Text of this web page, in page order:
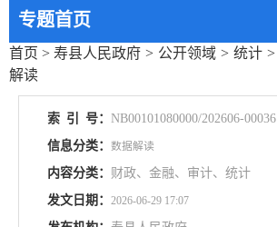
专题首页
首页 > 寿县人民政府 > 公开领域 > 统计 >
解读
索 引 号： NB00101080000/202606-00036
信息分类： 数据解读
内容分类： 财政、金融、审计、统计
发文日期：
2026-06-29 17:07